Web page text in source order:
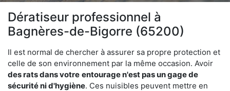
Dératiseur professionnel à
Bagnères-de-Bigorre (65200)
Il est normal de chercher à assurer sa propre protection et
celle de son environnement par la même occasion. Avoir
des rats dans votre entourage n'est pas un gage de
sécurité ni d'hygiène. Ces nuisibles peuvent mettre en